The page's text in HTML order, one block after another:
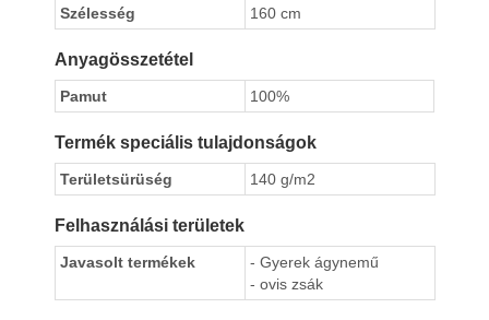
Szélesség
160 cm
Anyagösszetétel
Pamut 100%
Termék speciális tulajdonságok
Területsürüség 140 g/m2
Felhasználási területek
Javasolt termékek
- Gyerek ágynemű
- ovis zsák